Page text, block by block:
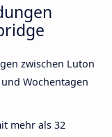
zwischen Luton
Wochentagen
mehr als 32